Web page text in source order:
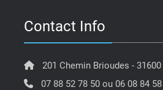
Contact Info
201 Chemin Brioudes - 31600
07 88 52 78 50 ou 06 08 84 58